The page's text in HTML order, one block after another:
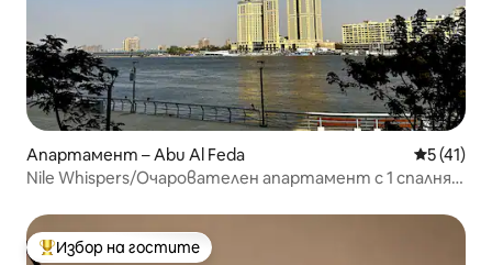
Апартамент – Abu Al Feda Средна
5 (41)
Nile Whispers/Очарователен апартамент с 1 спалня с
Най-популярен избор на гостите
Избор на гостите